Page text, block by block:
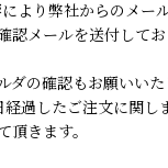
より弊社からのメー
メールを送付してお
の確認もお願いいた
過したご注文に関し
きます。